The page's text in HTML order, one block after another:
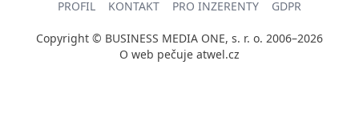
PROFIL KONTAKT PRO INZERENTY GDPR
Copyright © BUSINESS MEDIA ONE, s. r. o. 2006–2026